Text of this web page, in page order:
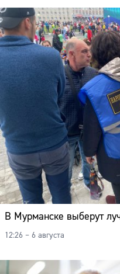
В Мурманске выберут
12:26 – 6 августа